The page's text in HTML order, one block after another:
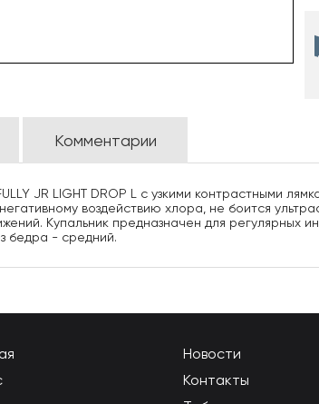
Комментарии
JR LIGHT DROP L с узкими контрастными
воздействию хлора, не боится
Купальник предназначен для регулярных
бедра - средний.
Новости
Контакты